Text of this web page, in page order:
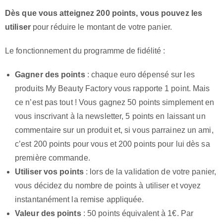
Dès que vous atteignez 200 points, vous pouvez les
utiliserpour réduire le montant de votre panier.
Le fonctionnement du programme de fidélité :
Gagner des points: chaque euro dépensé sur les
produits My Beauty Factory vous rapporte 1 point. Mais
ce n’est pas tout ! Vous gagnez 50 points simplement en
vous inscrivant à la newsletter, 5 points en laissant un
commentaire sur un produit et, si vous parrainez un ami,
c’est 200 points pour vous et 200 points pour lui dès sa
première commande.
Utiliser vos points: lors de la validation de votre panier,
vous décidez du nombre de points à utiliser et voyez
instantanément la remise appliquée.
Valeur des points: 50 points équivalent à 1€. Par